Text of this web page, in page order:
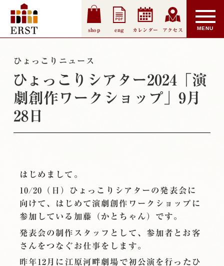
shop eng カレンダー アクセス
ひょっこりニュース
ひょっこりシアター2024「演
劇創作ワークショップ」9月
28日
はじめまして。
10/20（日）ひょっこりシアターの発表会に
向けて、はじめて演劇創作ワークショップに
参加している加藤（かとちゃん）です。
発表会の制作スタッフとして、参加者とお客
さんをつなぐお仕事をします。
昨年12月に江原河畔劇場で初公演を行ったひ